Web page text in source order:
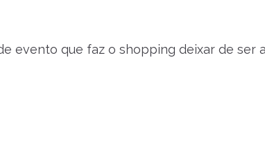
evento que faz o shopping deixar de ser